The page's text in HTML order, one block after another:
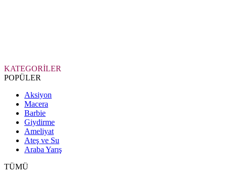
KATEGORİLER
POPÜLER
Aksiyon
Macera
Barbie
Giydirme
Ameliyat
Ateş ve Su
Araba Yarış
TÜMÜ